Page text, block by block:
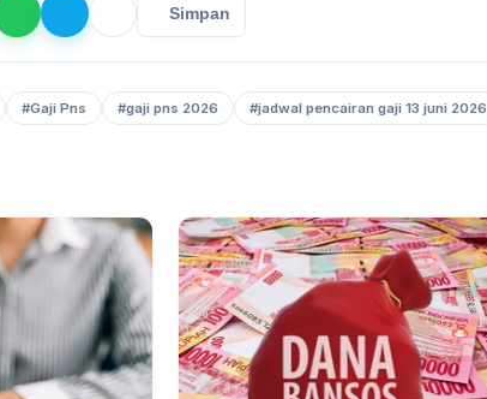
Simpan
#Gaji Pns #gaji pns 2026 #jadwal pencairan gaji 13 juni 2026